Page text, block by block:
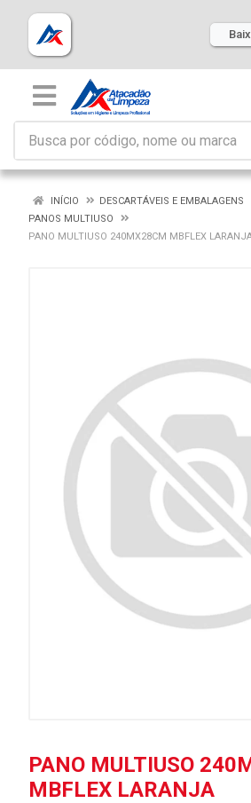
INÍCIO
DESCARTÁVEIS E EMBALAGENS
PANOS MULTIUSO
PANO MULTIUSO 240MX28CM MBFLEX
PANO MULTIUSO
MBFLEX LARANJA